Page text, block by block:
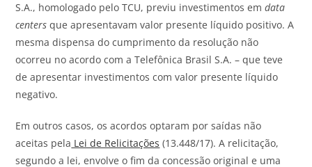
S.A., homologado pelo TCU, previu investimentos emdata
centersque apresentavam valor presente líquido positivo. A
mesma dispensa do cumprimento da resolução não
ocorreu no acordo com a Telefônica Brasil S.A. – que teve
de apresentar investimentos com valor presente líquido
negativo.
Em outros casos, os acordos optaram por saídas não
aceitas pela Lei de Relicitações (13.448/17). A relicitação,
segundo a lei, envolve o fim da concessão original e uma